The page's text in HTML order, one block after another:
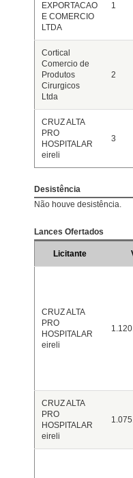
EXPORTACAO
E COMERCIO
LTDA
1
Cortical
Comercio de
Produtos
Cirurgicos
Ltda
2
CRUZ ALTA
PRO
HOSPITALAR
eireli
3
Desistência
Não houve desistência.
Lances Ofertados
Licitante
CRUZ ALTA
PRO
HOSPITALAR
eireli
CRUZ ALTA
PRO
HOSPITALAR
eireli